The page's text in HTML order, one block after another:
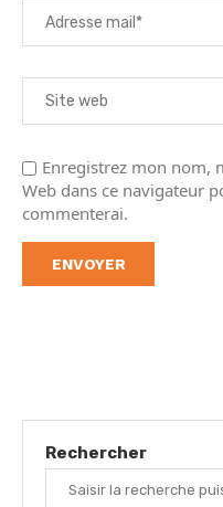
Enregistrez mon nom,
Web dans ce navigateur
commenterai.
Rechercher